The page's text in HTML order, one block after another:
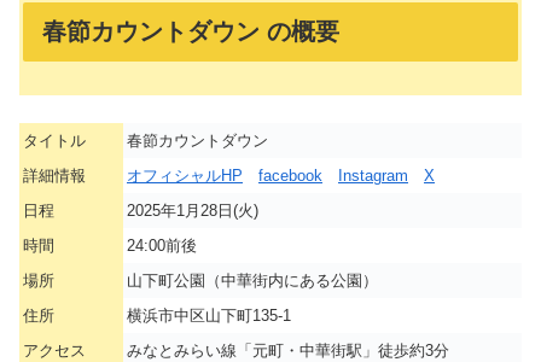
春節カウントダウン の概要
タイトル
春節カウントダウン
詳細情報
オフィシャルHP facebook Instagram
X
日程
2025年1月28日(火)
時間
24:00前後
場所
山下町公園（中華街内にある公園）
住所
横浜市中区山下町135-1
アクセス
みなとみらい線「元町・中華街駅」徒歩約3分